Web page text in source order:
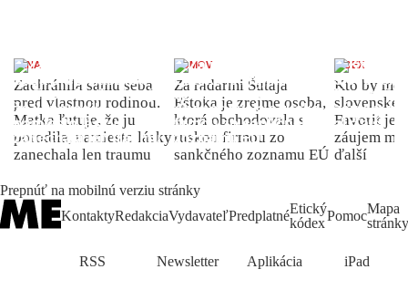
ŽENA
Zachránila samu seba
pred vlastnou rodinou.
Matka ľutuje, že ju
porodila, namiesto lásky
zanechala len traumu
DOMOV
Za radarmi Šutaja
Eštoka je zrejme osoba,
ktorá obchodovala s
ruskou firmou zo
sankčného zoznamu EÚ
INDEX
Kto by
slovenské
Favorit je
záujem
ďalší
Prepnúť na mobilnú verziu stránky
KontaktyRedakciaVydavateľPredplatnéEtický
kódexPomocMapa
stránky
RSS Newsletter Aplikácia iPad